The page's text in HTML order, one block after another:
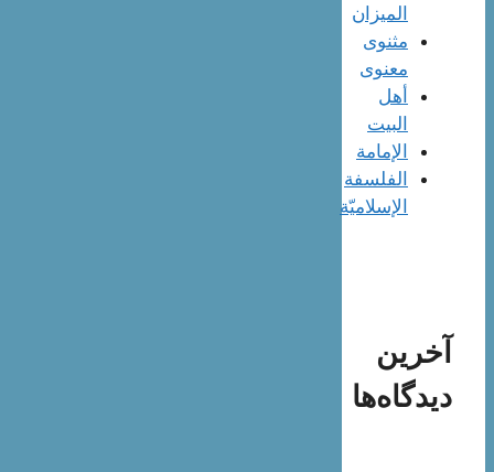
المیزان
مثنوی
معنوی
أهل
البيت
الإمامة
الفلسفة
الإسلاميّة
آخرین
دیدگاه‌ها